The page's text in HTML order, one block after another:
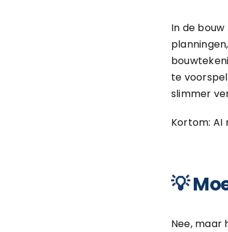
In de
te
slimmer
Kortom: AI
💡
Nee, maar